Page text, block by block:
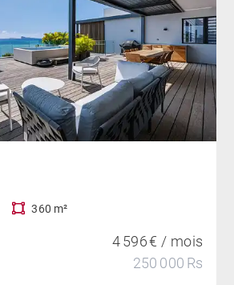
360 m²
4 596 € / mois
250 000 Rs